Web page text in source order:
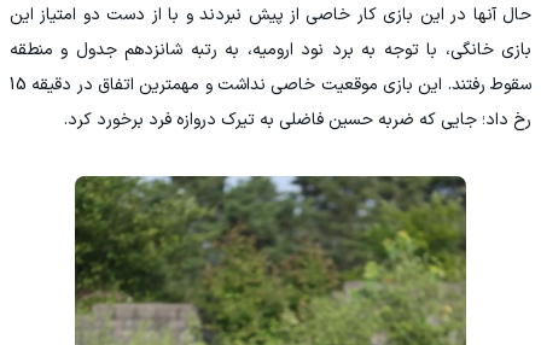
حال آنها در این بازی کار خاصی از پیش نبردند و با از دست دو امتیاز این
بازی خانگی، با توجه به برد نود ارومیه، به رتبه شانزدهم جدول و منطقه
سقوط رفتند. این بازی موقعیت خاصی نداشت و مهمترین اتفاق در دقیقه 15
رخ داد؛ جایی که ضربه حسین فاضلی به تیرک دروازه فرد برخورد کرد.